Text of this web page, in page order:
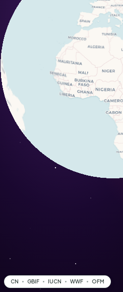
CN GBIF IUCN WWF OFM